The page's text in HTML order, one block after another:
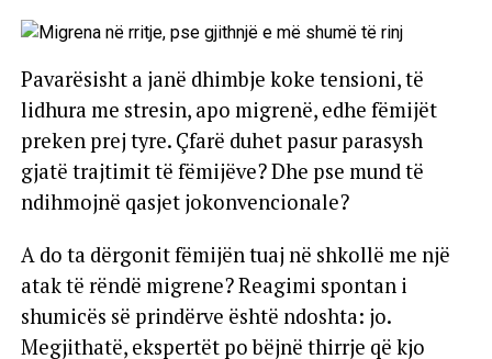
Pavarësisht a janë dhimbje koke tensioni, të
lidhura me stresin, apo migrenë, edhe fëmijët
preken prej tyre. Çfarë duhet pasur parasysh
gjatë trajtimit të fëmijëve? Dhe pse mund të
ndihmojnë qasjet jokonvencionale?
A do ta dërgonit fëmijën tuaj në shkollë me një
atak të rëndë migrene? Reagimi spontan i
shumicës së prindërve është ndoshta: jo.
Megjithatë, ekspertët po bëjnë thirrje që kjo